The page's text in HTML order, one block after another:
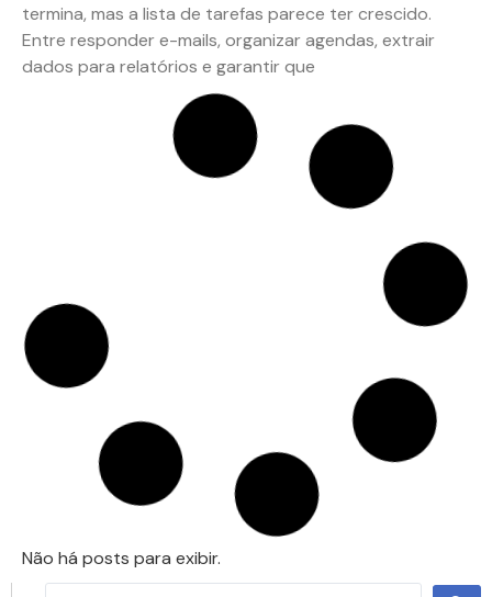
termina, mas a lista de tarefas parece ter crescido.
Entre responder e-mails, organizar agendas, extrair
dados para relatórios e garantir que
Não há posts para exibir.